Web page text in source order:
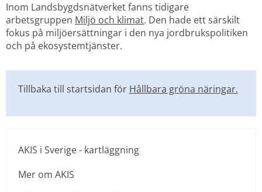
Inom Landsbygdsnätverket fanns tidigare
arbetsgruppen Miljö och klimat. Den hade ett särskilt
fokus på miljöersättningar i den nya jordbrukspolitiken
och på ekosystemtjänster.
Tillbaka till startsidan för Hållbara gröna näringar.
AKIS i Sverige - kartläggning
Mer om AKIS